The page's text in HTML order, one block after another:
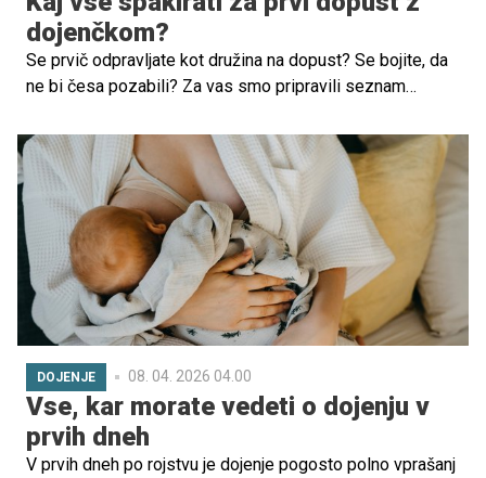
dojenčkom?
Se prvič odpravljate kot družina na dopust? Se bojite, da
ne bi česa pozabili? Za vas smo pripravili seznam
brezskrbno dopustovanje z dojenčkom.
DOJENJE 08. 04. 2026 04.00
Vse, kar morate vedeti o dojenju v
prvih dneh
V prvih dneh po rojstvu je dojenje pogosto polno vprašanj